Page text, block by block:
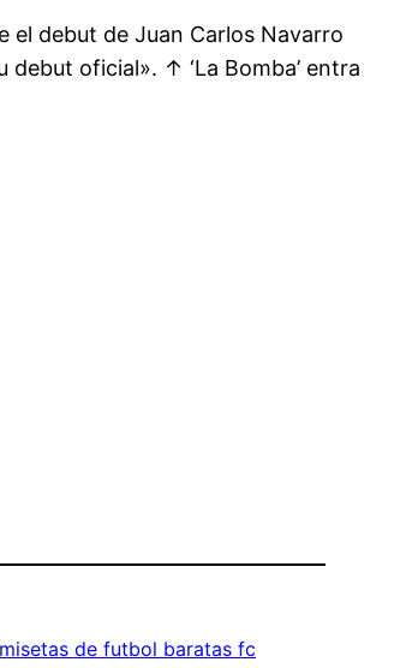
el debut de Juan Carlos Navarro
oficial». ↑ ‘La Bomba’ entra
de futbol baratas fc